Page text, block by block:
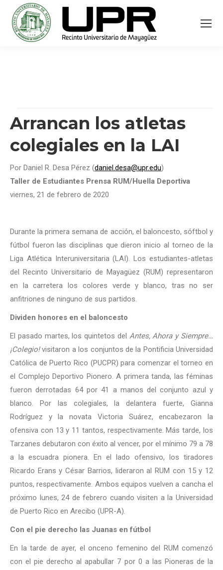
Arrancan los atletas
colegiales en la LAI
Por Daniel R. Desa Pérez (daniel.desa@upr.edu)
Taller de Estudiantes Prensa RUM/Huella Deportiva
viernes, 21 de febrero de 2020
Durante la primera semana de acción, el baloncesto, sóftbol y
fútbol fueron las disciplinas que dieron inicio al torneo de la
Liga Atlética Interuniversitaria (LAI). Los estudiantes-atletas
del Recinto Universitario de Mayagüez (RUM) representaron
en la carretera los colores verde y blanco, tras no ser
anfitriones de ninguno de sus partidos.
Dividen honores en el baloncesto
El pasado martes, los quintetos del Antes, Ahora y Siempre…
¡Colegio!visitaron a los conjuntos de la Pontificia Universidad
Católica de Puerto Rico (PUCPR) para comenzar el torneo en
el Complejo Deportivo Pionero. A primera tanda, las féminas
fueron derrotadas 64 por 41 a manos del conjunto azul y
blanco. Por las colegiales, la delantera fuerte, Gianna
Rodríguez y la novata Victoria Suárez, encabezaron la
ofensiva con 13 y 11 tantos, respectivamente. Más tarde, los
Tarzanes debutaron con éxito al vencer, por el mínimo 79 a 78
a la escuadra pionera. En el lado ofensivo, los tiradores
Ricardo Erans y César Barrios, lideraron al RUM con 15 y 12
puntos, respectivamente. Ambos equipos vuelven a cancha el
próximo lunes, 24 de febrero cuando visiten a la Universidad
de Puerto Rico en Arecibo (UPR-A).
Con el pie derecho las Juanas en fútbol
En la tarde de ayer, el onceno femenino del RUM comenzó
con el pie derecho al apabullar 7 por 0 a las Pioneras de la